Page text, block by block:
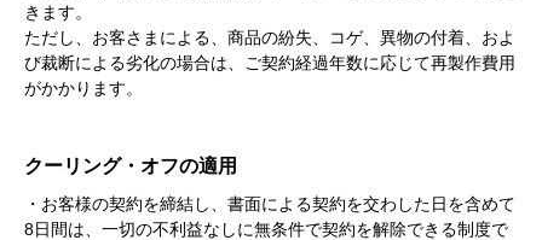
きます。
ただし、お客さまによる、商品の紛失、コゲ、異物の付着、およ
び裁断による劣化の場合は、ご契約経過年数に応じて再製作費用
がかかります。
クーリング・オフの適用
・お客様の契約を締結し、書面による契約を交わした日を含めて
8日間は、一切の不利益なしに無条件で契約を解除できる制度で